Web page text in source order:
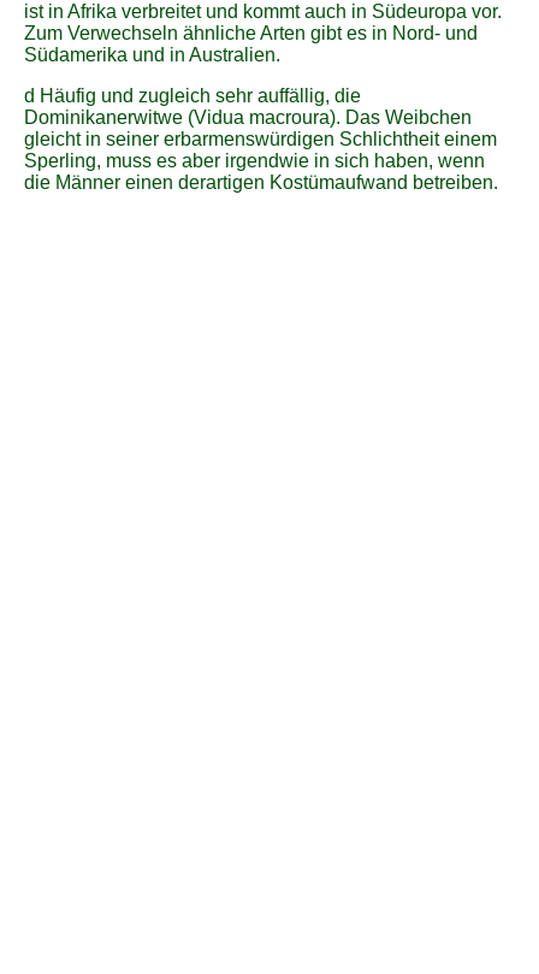
ist in Afrika verbreitet und kommt auch in Südeuropa vor.
Zum Verwechseln ähnliche Arten gibt es in Nord- und
Südamerika und in Australien.
d Häufig und zugleich sehr auffällig, die
Dominikanerwitwe (Vidua macroura). Das Weibchen
gleicht in seiner erbarmenswürdigen Schlichtheit einem
Sperling, muss es aber irgendwie in sich haben, wenn
die Männer einen derartigen Kostümaufwand betreiben.